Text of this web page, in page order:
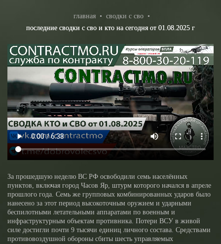
главная • сводки с сво
•
последние сводки с сво и кто на сегодня от 01.08.2025 г
За прошедшую неделю ВС РФ освободили семь населённых
пунктов, включая город Часов Яр, штурм которого начался в апреле
прошлого года. Семь же групповых комбинированных ударов было
нанесено за этот период высокоточным оружием и ударными
беспилотными летательными аппаратами по военным и
инфраструктурным объектам противника. Потери ВСУ в живой
силе достигли почти 9 тысячи единиц личного состава. Средствами
противовоздушной обороны сбиты шесть управляемых